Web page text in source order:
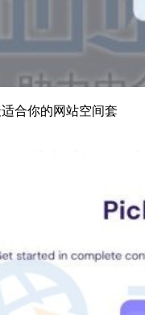
合你的网站空间套